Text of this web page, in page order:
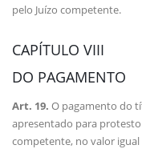
pelo Juízo competente.
CAPÍTULO VIII
DO PAGAMENTO
Art. 19. O pagamento do
apresentado para
competente, no valor